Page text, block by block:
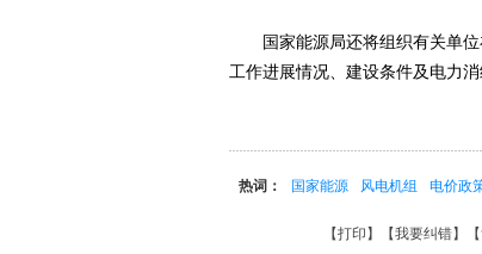
国家能源局还将组织有关单位
工作进展情况、建设条件及电力
热词： 国家能源 风电机组 电价政
【打印 】【我要纠错】【